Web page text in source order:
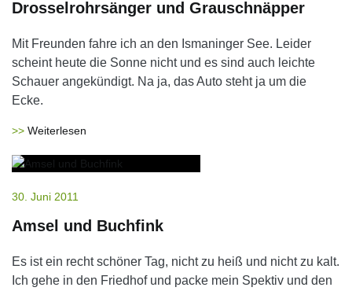
Drosselrohrsänger und Grauschnäpper
Mit Freunden fahre ich an den Ismaninger See. Leider
scheint heute die Sonne nicht und es sind auch leichte
Schauer angekündigt. Na ja, das Auto steht ja um die
Ecke.
Weiterlesen
30. Juni 2011
Amsel und Buchfink
Es ist ein recht schöner Tag, nicht zu heiß und nicht zu kalt.
Ich gehe in den Friedhof und packe mein Spektiv und den